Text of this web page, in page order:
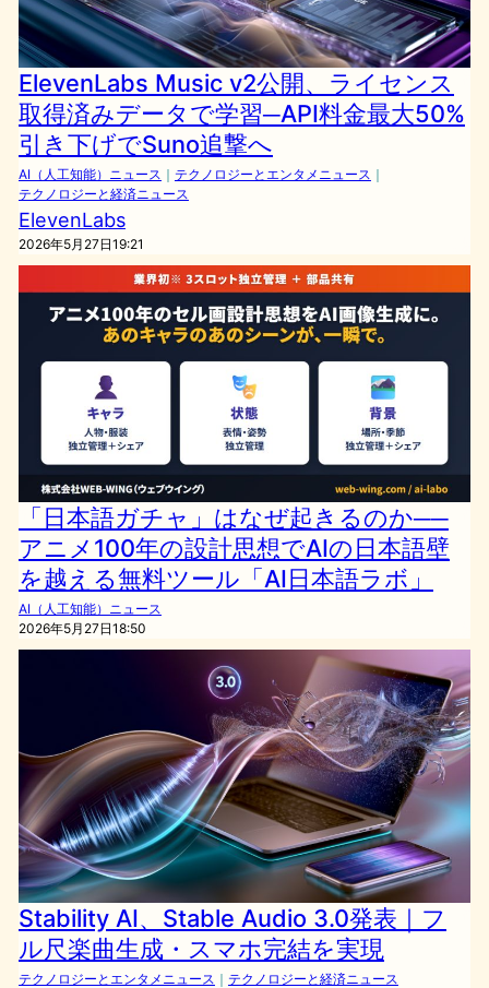
ElevenLabs Music v2公開、ライセンス
取得済みデータで学習─API料金最大50%
引き下げでSuno追撃へ
AI（人工知能）ニュース ｜ テクノロジーとエンタメニュース ｜
テクノロジーと経済ニュース
ElevenLabs
2026年5月27日19:21
「日本語ガチャ」はなぜ起きるのか──
アニメ100年の設計思想でAIの日本語壁
を越える無料ツール「AI日本語ラボ」
AI（人工知能）ニュース
2026年5月27日18:50
Stability AI、Stable Audio 3.0発表｜フ
ル尺楽曲生成・スマホ完結を実現
テクノロジーとエンタメニュース ｜ テクノロジーと経済ニュース